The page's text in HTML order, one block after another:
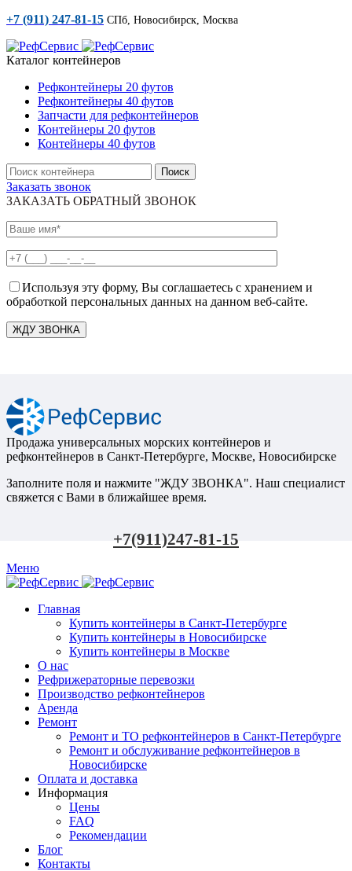
+7 (911) 247-81-15 СПб, Новосибирск, Москва
Каталог контейнеров
Рефконтейнеры 20 футов
Рефконтейнеры 40 футов
Запчасти для рефконтейнеров
Контейнеры 20 футов
Контейнеры 40 футов
Поиск
Заказать звонок
ЗАКАЗАТЬ ОБРАТНЫЙ ЗВОНОК
Используя эту форму, Вы соглашаетесь с хранением и
обработкой персональных данных на данном веб-сайте.
Продажа универсальных морских контейнеров и
рефконтейнеров в Санкт-Петербурге, Москве, Новосибирске
Заполните поля и нажмите "ЖДУ ЗВОНКА". Наш специалист
свяжется с Вами в ближайшее время.
+7(911)247-81-15
Меню
Главная
Купить контейнеры в Санкт-Петербурге
Купить контейнеры в Новосибирске
Купить контейнеры в Москве
О нас
Рефрижераторные перевозки
Производство рефконтейнеров
Аренда
Ремонт
Ремонт и ТО рефконтейнеров в Санкт-Петербурге
Ремонт и обслуживание рефконтейнеров в
Новосибирске
Оплата и доставка
Информация
Цены
FAQ
Рекомендации
Блог
Контакты